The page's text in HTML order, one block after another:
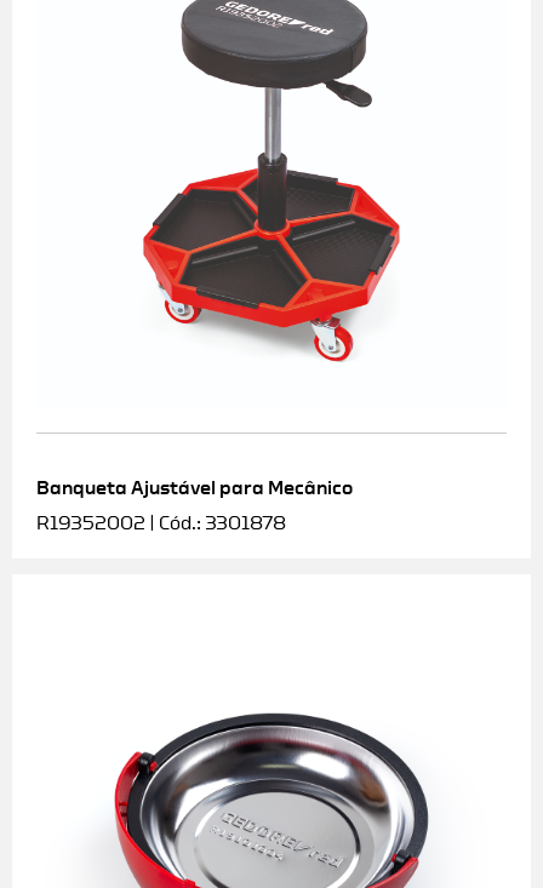
Banqueta Ajustável para Mecânico
R19352002 | Cód.: 3301878